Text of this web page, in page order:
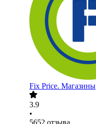
Fix Price. Магазины
3.9
•